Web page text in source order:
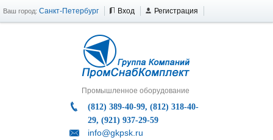
Ваш город: Санкт-Петербург Вход Регистрация
Промышленное оборудование
(812) 389-40-99, (812) 318-40-
29, (921) 937-29-59
info@gkpsk.ru